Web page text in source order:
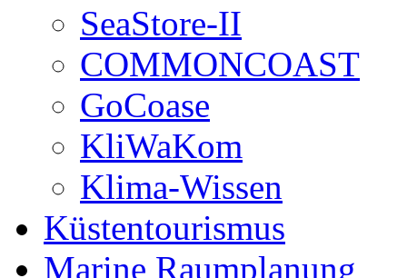
SeaStore-II
COMMONCOAST
GoCoase
KliWaKom
Klima-Wissen
Küstentourismus
Marine Raumplanung